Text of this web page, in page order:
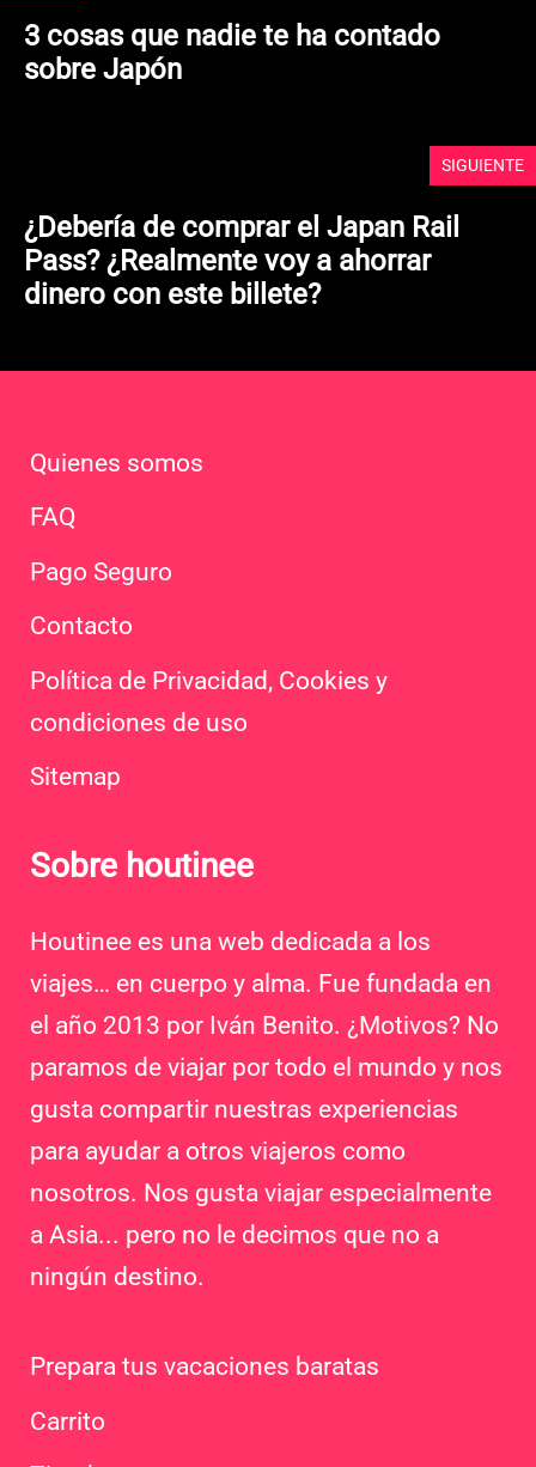
3 cosas que nadie te ha contado
sobre Japón
SIGUIENTE
¿Debería de comprar el Japan Rail
Pass? ¿Realmente voy a ahorrar
dinero con este billete?
Quienes somos
FAQ
Pago Seguro
Contacto
Política de Privacidad, Cookies y
condiciones de uso
Sitemap
Sobre houtinee
Houtinee es una web dedicada a los
viajes… en cuerpo y alma. Fue fundada en
el año 2013 por Iván Benito. ¿Motivos? No
paramos de viajar por todo el mundo y nos
gusta compartir nuestras experiencias
para ayudar a otros viajeros como
nosotros. Nos gusta viajar especialmente
a Asia... pero no le decimos que no a
ningún destino.
Prepara tus vacaciones baratas
Carrito